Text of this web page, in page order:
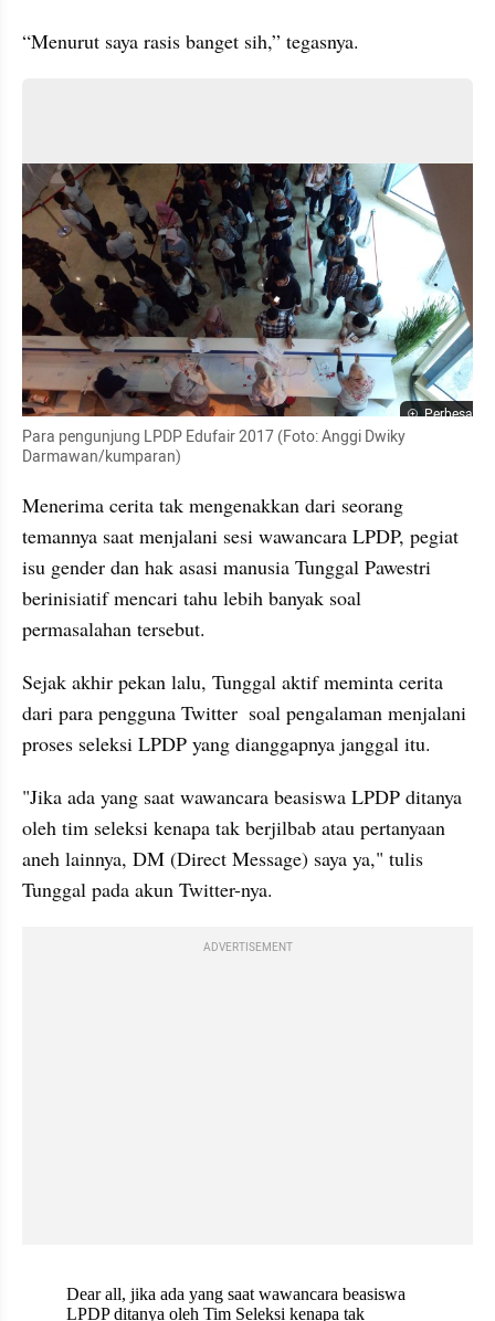
“Menurut saya rasis banget sih,” tegasnya.
Perbesar
Para pengunjung LPDP Edufair 2017 (Foto: Anggi Dwiky
Darmawan/kumparan)
Menerima cerita tak mengenakkan dari seorang
temannya saat menjalani sesi wawancara LPDP, pegiat
isu gender dan hak asasi manusia Tunggal Pawestri
berinisiatif mencari tahu lebih banyak soal
permasalahan tersebut.
Sejak akhir pekan lalu, Tunggal aktif meminta cerita
dari para pengguna Twitter  soal pengalaman menjalani
proses seleksi LPDP yang dianggapnya janggal itu.
"Jika ada yang saat wawancara beasiswa LPDP ditanya
oleh tim seleksi kenapa tak berjilbab atau pertanyaan
aneh lainnya, DM (Direct Message) saya ya," tulis
Tunggal pada akun Twitter-nya.
ADVERTISEMENT
X post embed